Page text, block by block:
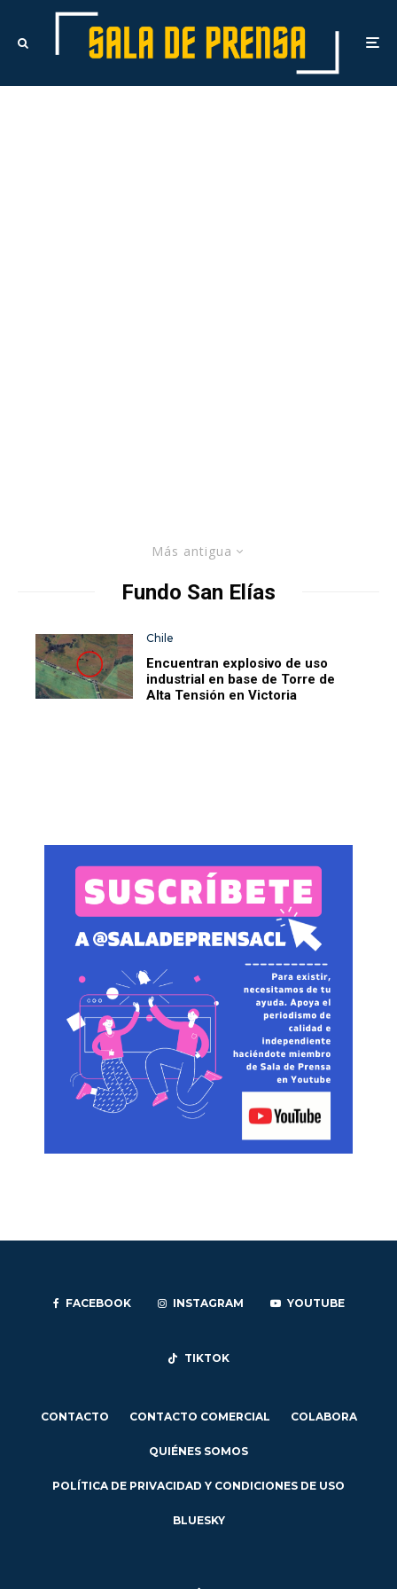
Más antigua
Fundo San Elías
Chile
Encuentran explosivo de uso
industrial en base de Torre de
Alta Tensión en Victoria
FACEBOOK INSTAGRAM YOUTUBE
TIKTOK
CONTACTO CONTACTO COMERCIAL COLABORA
QUIÉNES SOMOS
POLÍTICA DE PRIVACIDAD Y CONDICIONES DE USO
BLUESKY